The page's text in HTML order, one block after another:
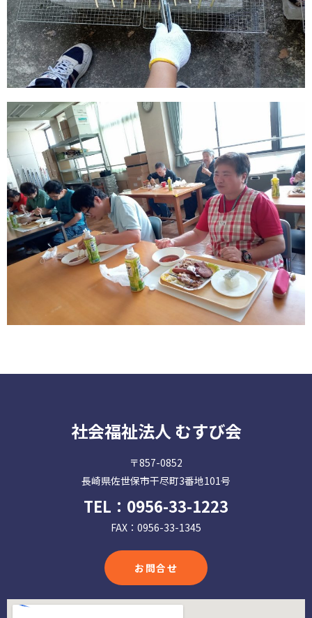
社会福祉法人 むすび会
〒857-0852
長崎県佐世保市干尽町3番地101号
TEL： 0956-33-1223
FAX：0956-33-1345
お問合せ